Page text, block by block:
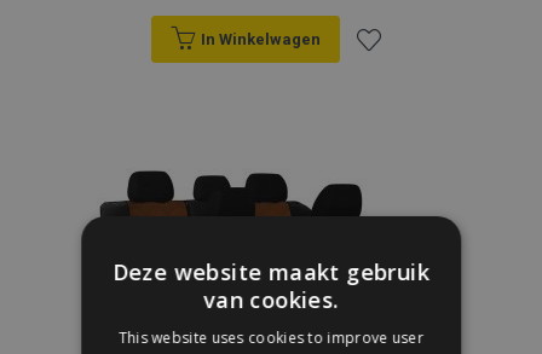
In Winkelwagen
aan
verlanglijst
Deze website maakt gebruik
van cookies.
This website uses cookies to improve user